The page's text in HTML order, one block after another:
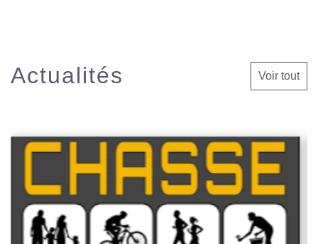
Actualités Voir tout